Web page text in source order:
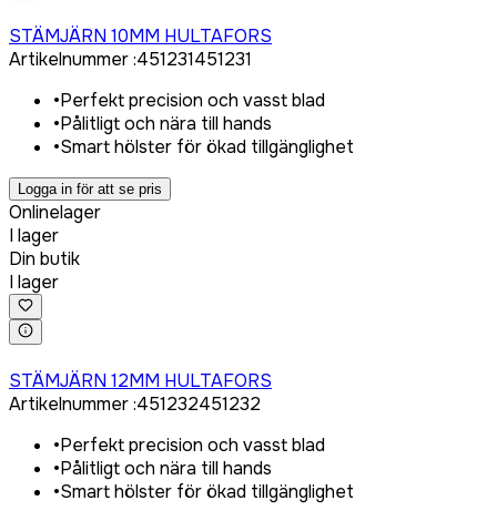
STÄMJÄRN 10MM HULTAFORS
Artikelnummer:451231451231
•Perfekt precision och vasst blad
•Pålitligt och nära till hands
•Smart hölster för ökad tillgänglighet
Logga in för att se pris
Onlinelager
I lager
Din butik
I lager
STÄMJÄRN 12MM HULTAFORS
Artikelnummer:451232451232
•Perfekt precision och vasst blad
•Pålitligt och nära till hands
•Smart hölster för ökad tillgänglighet